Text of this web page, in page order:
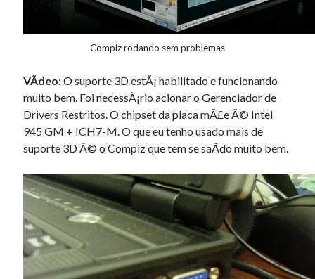
Compiz rodando sem problemas
VÃ­deo:O suporte 3D estÃ¡ habilitado e funcionando
muito bem. Foi necessÃ¡rio acionar o Gerenciador de
Drivers Restritos. O chipset da placa mÃ£e Ã© Intel
945 GM + ICH7-M. O que eu tenho usado mais de
suporte 3D Ã© o Compiz que tem se saÃ­do muito bem.